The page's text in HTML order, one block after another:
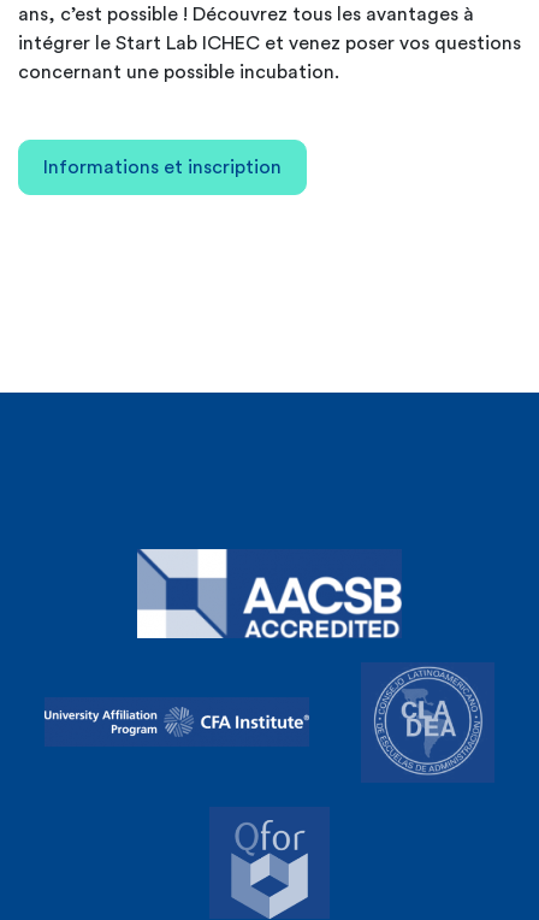
ans, c’est possible ! Découvrez tous les avantages à
intégrer le Start Lab ICHEC et venez poser vos questions
concernant une possible incubation.
Informations et inscription